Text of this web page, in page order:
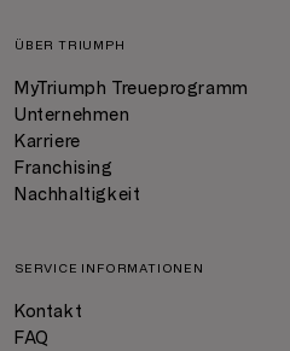
ÜBER TRIUMPH
MyTriumph Treueprogramm
Unternehmen
Karriere
Franchising
Nachhaltigkeit
SERVICE INFORMATIONEN
Kontakt
FAQ